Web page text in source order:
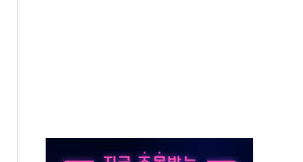
…"3분기 추가 방안 발표"
량진·장위 서울 알짜 단지 주목
'소셜아이어워드' 대상 수상
비중 37%…하반기 확대 추진"
라진다, OK·애큐온·페퍼만 남아